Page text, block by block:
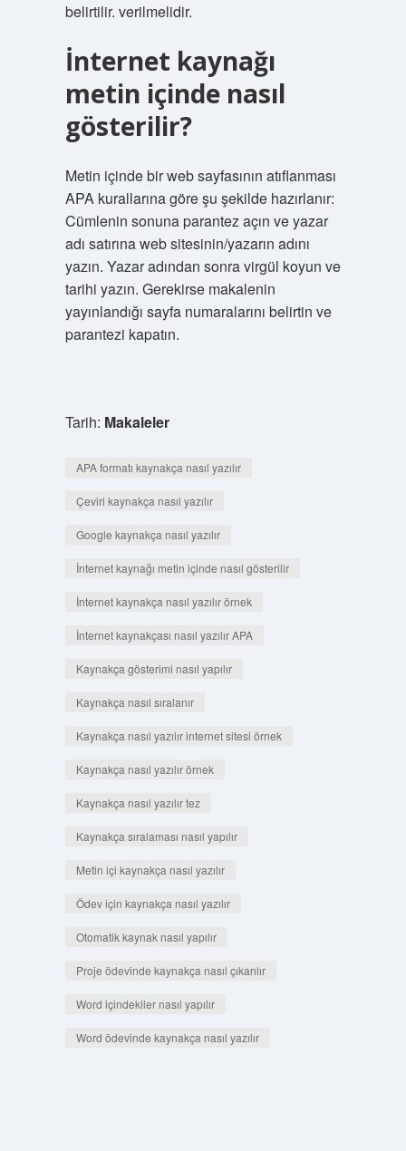
belirtilir. verilmelidir.
İnternet kaynağı
metin içinde nasıl
gösterilir?
Metin içinde bir web sayfasının atıflanması
APA kurallarına göre şu şekilde hazırlanır:
Cümlenin sonuna parantez açın ve yazar
adı satırına web sitesinin/yazarın adını
yazın. Yazar adından sonra virgül koyun ve
tarihi yazın. Gerekirse makalenin
yayınlandığı sayfa numaralarını belirtin ve
parantezi kapatın.
Tarih: Makaleler
APA formatı kaynakça nasıl yazılır
Çeviri kaynakça nasıl yazılır
Google kaynakça nasıl yazılır
İnternet kaynağı metin içinde nasıl gösterilir
İnternet kaynakça nasıl yazılır örnek
İnternet kaynakçası nasıl yazılır APA
Kaynakça gösterimi nasıl yapılır
Kaynakça nasıl sıralanır
Kaynakça nasıl yazılır internet sitesi örnek
Kaynakça nasıl yazılır örnek
Kaynakça nasıl yazılır tez
Kaynakça sıralaması nasıl yapılır
Metin içi kaynakça nasıl yazılır
Ödev için kaynakça nasıl yazılır
Otomatik kaynak nasıl yapılır
Proje ödevinde kaynakça nasıl çıkarılır
Word içindekiler nasıl yapılır
Word ödevinde kaynakça nasıl yazılır